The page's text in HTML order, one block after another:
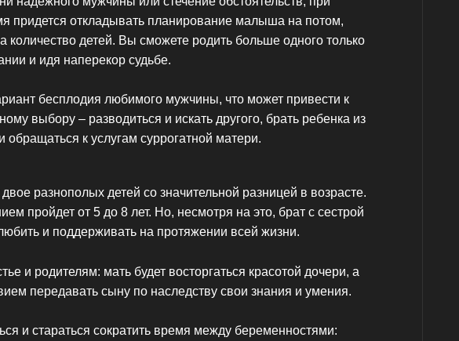
придется откладывать планирование малыша на потом,
количество детей. Вы сможете родить больше одного только
и идя наперекор судьбе.
бесплодия любимого мужчины, что может привести к
выбору – разводиться и искать другого, брать ребенка из
обращаться к услугам суррогатной матери.
разнополых детей со значительной разницей в возрасте.
пройдет от 5 до 8 лет. Но, несмотря на это, брат с сестрой
и поддерживать на протяжении всей жизни.
и родителям: мать будет восторгаться красотой дочери, а
передавать сыну по наследству свои знания и умения.
и стараться сократить время между беременностями: